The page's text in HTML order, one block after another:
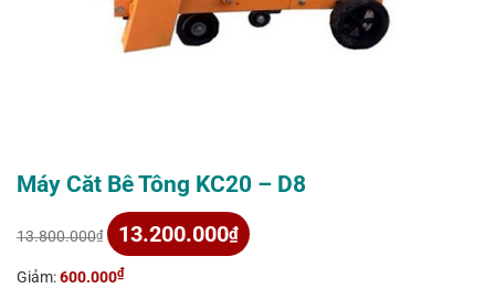
Máy Căt Bê Tông KC20 – D8
13.800.000₫
gốc
là:
13.800.000₫.
13.200.000₫
hiện
tại
là:
Giảm:600.000₫